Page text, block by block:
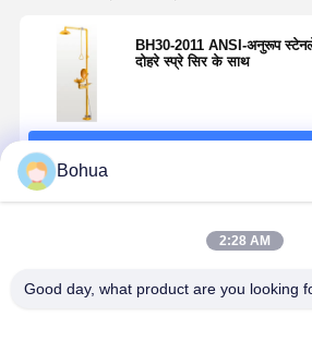
BH30-2011 ANSI-अनुरूप
दोहरे स्प्रे सिर के साथ
Bohua
2:28 AM
Good day, what product are you looking